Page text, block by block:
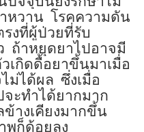
หวาน โรคความดัน
งที่ผู้ป่วยที่รับ
ถ้าหยุดยาไปอาจมี
เกิดดื้อยาขึ้นมาเมื่อ
ม่ได้ผล ซึ่งเมื่อ
ะทำได้ยากมาก
างเคียงมากขึ้น
พก็ด้อยลง